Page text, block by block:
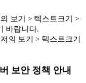
보기 > 텍스트크기 >
바랍니다.
의 보기 > 텍스트크기
보안 정책 안내